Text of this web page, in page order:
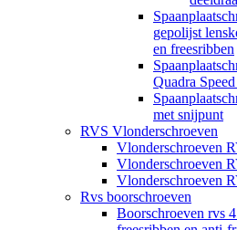
gepolijst
en freesribben
Quadra
met snijpunt
RVS Vlonderschroeven
Vlonderschroeven
Vlonderschroeven
Vlonderschroeven
Rvs boorschroeven
Boorschroeven rvs